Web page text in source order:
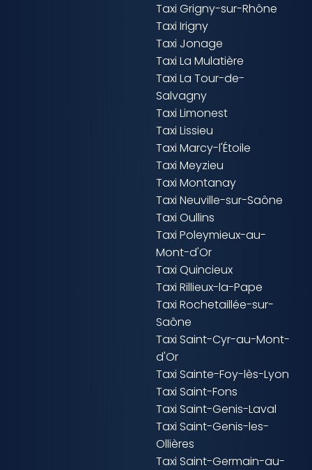
Taxi Grigny-sur-Rhône
Taxi Irigny
Taxi Jonage
Taxi La Mulatière
Taxi La Tour-de-
Salvagny
Taxi Limonest
Taxi Lissieu
Taxi Marcy-l'Étoile
Taxi Meyzieu
Taxi Montanay
Taxi Neuville-sur-Saône
Taxi Oullins
Taxi Poleymieux-au-
Mont-d'Or
Taxi Quincieux
Taxi Rillieux-la-Pape
Taxi Rochetaillée-sur-
Saône
Taxi Saint-Cyr-au-Mont-
d'Or
Taxi Sainte-Foy-lès-Lyon
Taxi Saint-Fons
Taxi Saint-Genis-Laval
Taxi Saint-Genis-les-
Ollières
Taxi Saint-Germain-au-